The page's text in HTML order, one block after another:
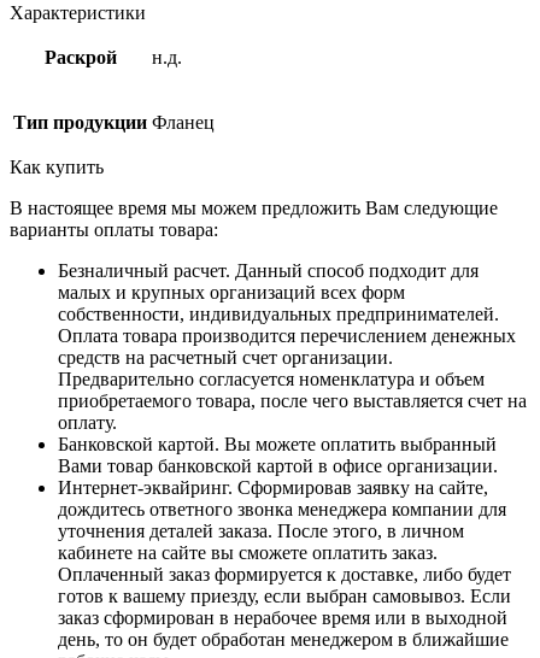
Характеристики
Раскрой н.д.
Тип продукции Фланец
Как купить
В настоящее время мы можем предложить Вам следующие
варианты оплаты товара:
Безналичный расчет. Данный способ подходит для
малых и крупных организаций всех форм
собственности, индивидуальных предпринимателей.
Оплата товара производится перечислением денежных
средств на расчетный счет организации.
Предварительно согласуется номенклатура и объем
приобретаемого товара, после чего выставляется счет на
оплату.
Банковской картой. Вы можете оплатить выбранный
Вами товар банковской картой в офисе организации.
Интернет-эквайринг. Сформировав заявку на сайте,
дождитесь ответного звонка менеджера компании для
уточнения деталей заказа. После этого, в личном
кабинете на сайте вы сможете оплатить заказ.
Оплаченный заказ формируется к доставке, либо будет
готов к вашему приезду, если выбран самовывоз. Если
заказ сформирован в нерабочее время или в выходной
день, то он будет обработан менеджером в ближайшие